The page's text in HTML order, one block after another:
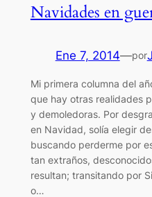
Navidades en
Ene 7, 2014—por
Mi primera columna del
que hay otras realidades
y demoledoras. Por
en Navidad, solía elegir
buscando perderme por
tan extraños,
resultan; transitando por
o…